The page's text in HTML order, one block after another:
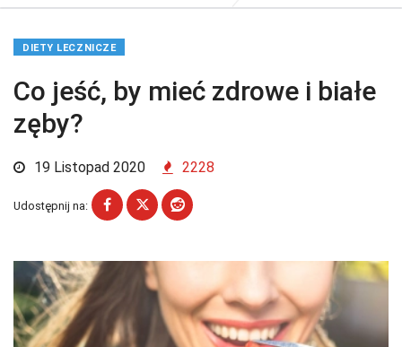
DIETY LECZNICZE
Co jeść, by mieć zdrowe i białe
zęby?
19 Listopad 2020 2228
Udostępnij na: